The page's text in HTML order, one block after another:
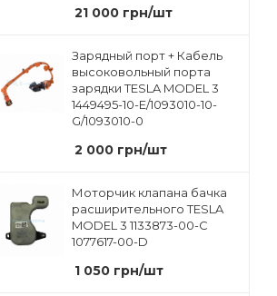
21 000 грн/шт
Зарядный порт + Кабель
высоковольный порта
зарядки TESLA MODEL 3
1449495-10-E/1093010-10-
G/1093010-0
2 000 грн/шт
Моторчик клапана бачка
расширительного TESLA
MODEL 3 1133873-00-C
1077617-00-D
1 050 грн/шт